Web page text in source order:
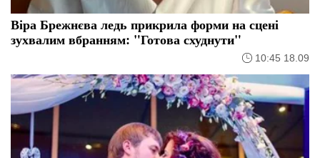
Віра Брежнєва ледь прикрила форми на сцені
зухвалим вбранням: "Готова схуднути"
10:45 18.09